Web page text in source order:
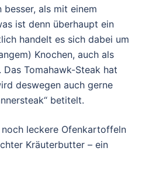
als mit einem
ist denn überhaupt ein
handelt es sich dabei um
Knochen, auch als
Tomahawk-Steak hat
deswegen auch gerne
betitelt.
leckere Ofenkartoffeln
Kräuterbutter – ein